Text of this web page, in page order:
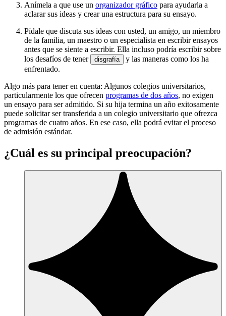
Anímela a que use un organizador gráfico para ayudarla a
aclarar sus ideas y crear una estructura para su ensayo.
Pídale que discuta sus ideas con usted, un amigo, un miembro
de la familia, un maestro o un especialista en escribir ensayos
antes que se siente a escribir. Ella incluso podría escribir sobre
los desafíos de tener
disgrafía
y las maneras como los ha
enfrentado.
Algo más para tener en cuenta: Algunos colegios universitarios,
particularmente los que ofrecen programas de dos años, no exigen
un ensayo para ser admitido. Si su hija termina un año exitosamente
puede solicitar ser transferida a un colegio universitario que ofrezca
programas de cuatro años. En ese caso, ella podrá evitar el proceso
de admisión estándar.
¿Cuál es su principal preocupación?